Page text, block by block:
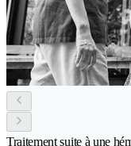
Traitement suite à une